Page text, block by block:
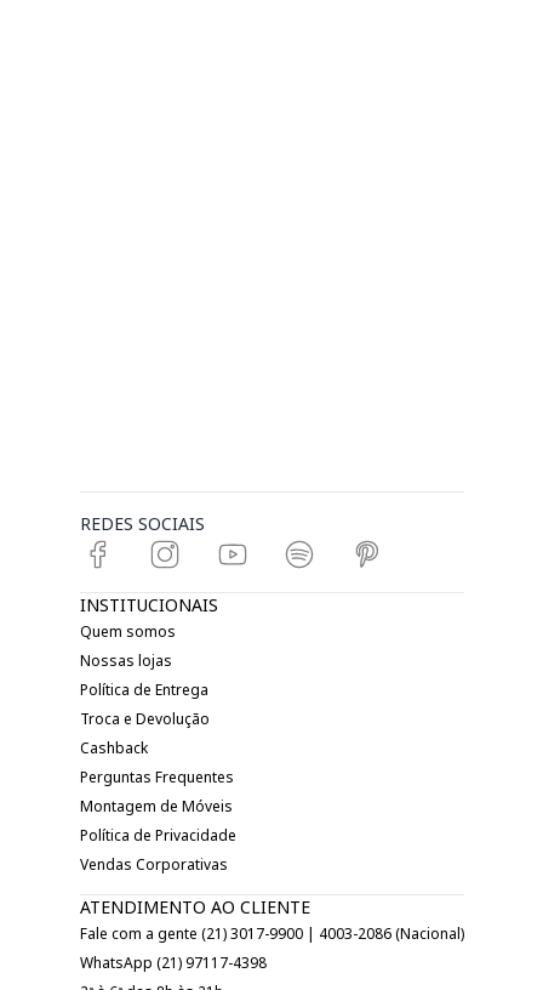
REDES SOCIAIS
INSTITUCIONAIS
Quem somos
Nossas lojas
Política de Entrega
Troca e Devolução
Cashback
Perguntas Frequentes
Montagem de Móveis
Política de Privacidade
Vendas Corporativas
ATENDIMENTO AO CLIENTE
Fale com a gente (21) 3017-9900 | 4003-2086 (Nacional)
WhatsApp (21) 97117-4398